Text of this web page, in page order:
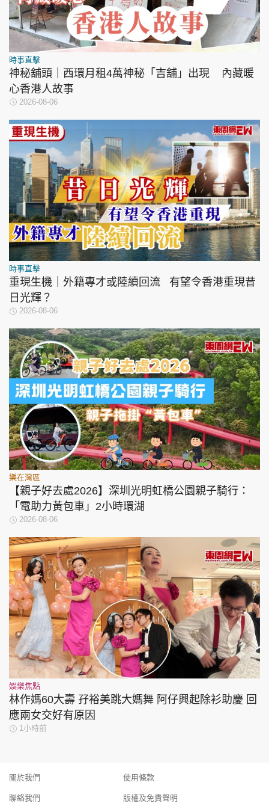
時事直擊
神秘舖頭｜西環月租4萬神秘「吉舖」出現 內藏暖
心香港人故事
2026-08-06
時事直擊
重現生機｜外籍專才或陸續回流 有望令香港重現昔
日光輝？
2026-08-06
樂在灣區
【親子好去處2026】深圳光明虹橋公園親子騎行：
「電助力黃包車」2小時環湖
2026-08-06
娛樂焦點
林作媽60大壽 孖裕美跳大媽舞 阿仔興起除衫助慶 回
應兩女交好有原因
1小時前
關於我們
聯絡我們
使用條款
版權及免責聲明